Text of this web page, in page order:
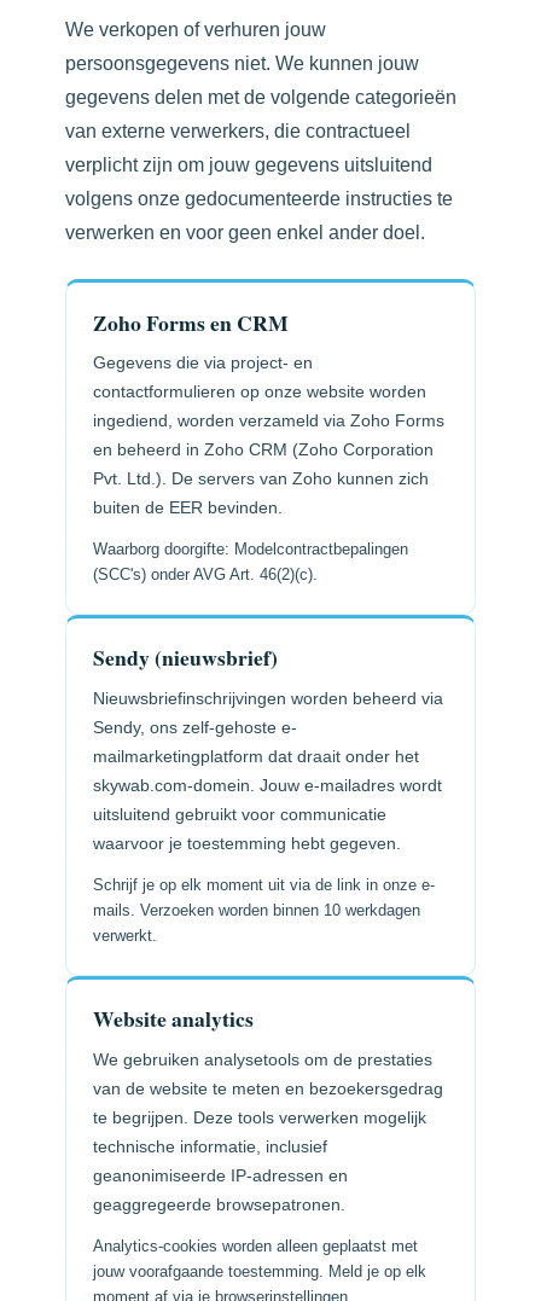
We verkopen of verhuren jouw
persoonsgegevens niet. We kunnen jouw
gegevens delen met de volgende categorieën
van externe verwerkers, die contractueel
verplicht zijn om jouw gegevens uitsluitend
volgens onze gedocumenteerde instructies te
verwerken en voor geen enkel ander doel.
Zoho Forms en CRM
Gegevens die via project- en
contactformulieren op onze website worden
ingediend, worden verzameld via Zoho Forms
en beheerd in Zoho CRM (Zoho Corporation
Pvt. Ltd.). De servers van Zoho kunnen zich
buiten de EER bevinden.
Waarborg doorgifte: Modelcontractbepalingen
(SCC's) onder AVG Art. 46(2)(c).
Sendy (nieuwsbrief)
Nieuwsbriefinschrijvingen worden beheerd via
Sendy, ons zelf-gehoste e-
mailmarketingplatform dat draait onder het
skywab.com-domein. Jouw e-mailadres wordt
uitsluitend gebruikt voor communicatie
waarvoor je toestemming hebt gegeven.
Schrijf je op elk moment uit via de link in onze e-
mails. Verzoeken worden binnen 10 werkdagen
verwerkt.
Website analytics
We gebruiken analysetools om de prestaties
van de website te meten en bezoekersgedrag
te begrijpen. Deze tools verwerken mogelijk
technische informatie, inclusief
geanonimiseerde IP-adressen en
geaggregeerde browsepatronen.
Analytics-cookies worden alleen geplaatst met
jouw voorafgaande toestemming. Meld je op elk
moment af via je browserinstellingen.